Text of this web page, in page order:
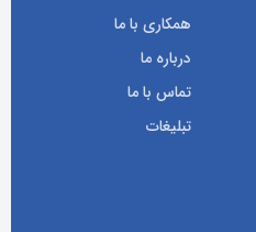
همکاری با ما
درباره ما
تماس با ما
تبلیغات